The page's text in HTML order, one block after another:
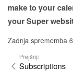
make to your
your Super
Zadnja sprememba
Prejšnji
Subscriptions